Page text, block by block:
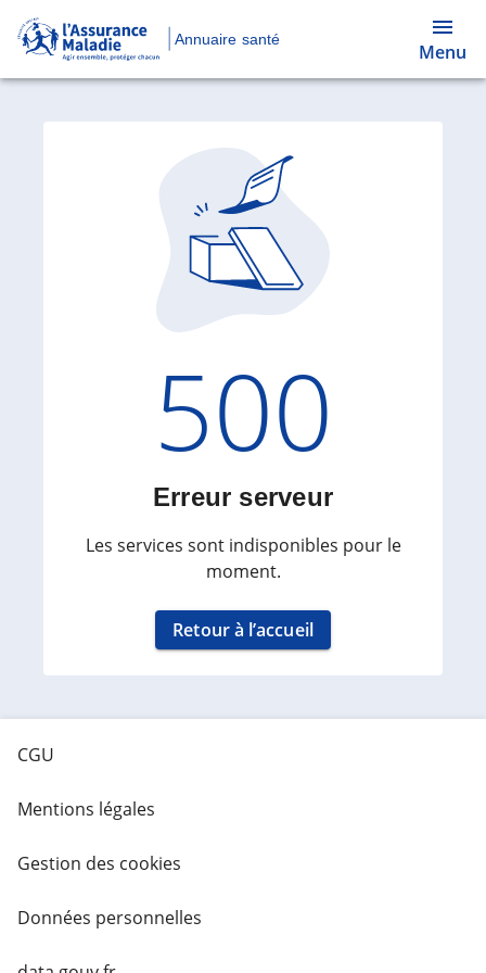
Annuaire santé
Menu
Code
500
Erreur serveur
Les services sont indisponibles pour le
moment.
Retour à l’accueil
CGU
Mentions légales
Gestion des cookies
Données personnelles